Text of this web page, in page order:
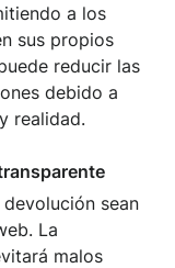
a los
sus propios
reducir las
debido a
realidad.
sean
La
malos